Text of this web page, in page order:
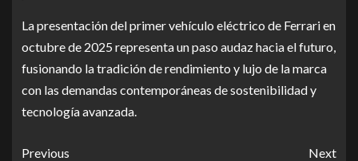
La presentación del primer vehículo eléctrico de Ferrari en
octubre de 2025 representa un paso audaz hacia el futuro,
fusionando la tradición de rendimiento y lujo de la marca
con las demandas contemporáneas de sostenibilidad y
tecnología avanzada.
Previous
Next